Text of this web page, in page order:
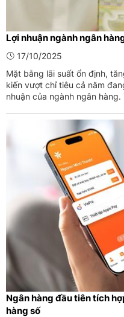
Lợi nhuận ngành ngân
17/10/2025
Mặt bằng lãi suất ổn định,
kiến vượt chỉ tiêu cả năm
nhuận của ngành ngân
Ngân hàng đầu tiên tích
hàng số